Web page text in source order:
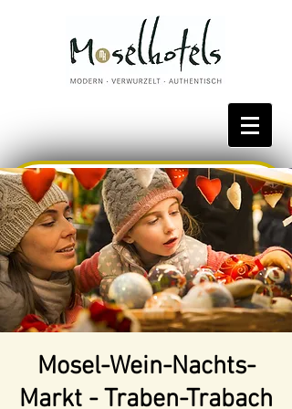
Bestpreis reservieren
Mosel-Wein-Nachts-
Markt - Traben-Trabach